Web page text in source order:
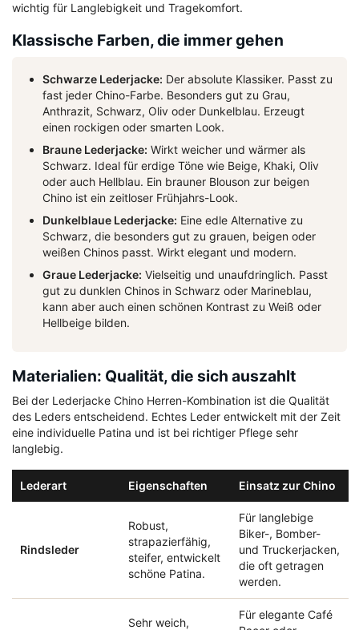
wichtig für Langlebigkeit und Tragekomfort.
Klassische Farben, die immer gehen
Schwarze Lederjacke: Der absolute Klassiker. Passt zu
fast jeder Chino-Farbe. Besonders gut zu Grau,
Anthrazit, Schwarz, Oliv oder Dunkelblau. Erzeugt
einen rockigen oder smarten Look.
Braune Lederjacke: Wirkt weicher und wärmer als
Schwarz. Ideal für erdige Töne wie Beige, Khaki, Oliv
oder auch Hellblau. Ein brauner Blouson zur beigen
Chino ist ein zeitloser Frühjahrs-Look.
Dunkelblaue Lederjacke: Eine edle Alternative zu
Schwarz, die besonders gut zu grauen, beigen oder
weißen Chinos passt. Wirkt elegant und modern.
Graue Lederjacke: Vielseitig und unaufdringlich. Passt
gut zu dunklen Chinos in Schwarz oder Marineblau,
kann aber auch einen schönen Kontrast zu Weiß oder
Hellbeige bilden.
Materialien: Qualität, die sich auszahlt
Bei der Lederjacke Chino Herren-Kombination ist die Qualität
des Leders entscheidend. Echtes Leder entwickelt mit der Zeit
eine individuelle Patina und ist bei richtiger Pflege sehr
langlebig.
Lederart Eigenschaften Einsatz zur Chino
Rindsleder
Robust,
strapazierfähig,
steifer, entwickelt
schöne Patina.
Für langlebige
Biker-, Bomber-
und Truckerjacken,
die oft getragen
werden.
Sehr weich,
Für elegante Café